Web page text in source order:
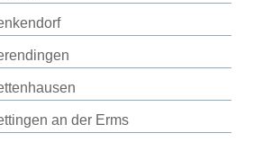
an der Erms